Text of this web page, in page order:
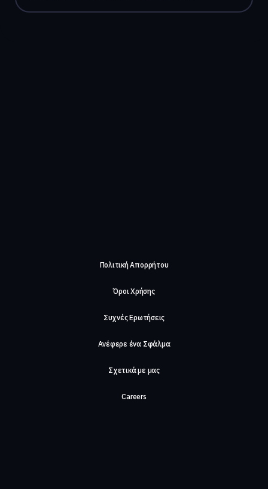
Πολιτική Απορρήτου
Όροι Χρήσης
Συχνές Ερωτήσεις
Ανέφερε ένα Σφάλμα
Σχετικά με μας
Careers